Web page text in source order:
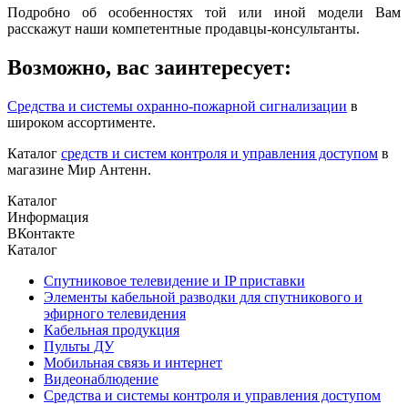
Подробно об особенностях той или иной модели Вам
расскажут наши компетентные продавцы-консультанты.
Возможно, вас заинтересует:
Средства и системы охранно-пожарной сигнализации в
широком ассортименте.
Каталог средств и систем контроля и управления доступом в
магазине Мир Антенн.
Каталог
Информация
ВКонтакте
Каталог
Спутниковое телевидение и IP приставки
Элементы кабельной разводки для спутникового и
эфирного телевидения
Кабельная продукция
Пульты ДУ
Мобильная связь и интернет
Видеонаблюдение
Средства и системы контроля и управления доступом